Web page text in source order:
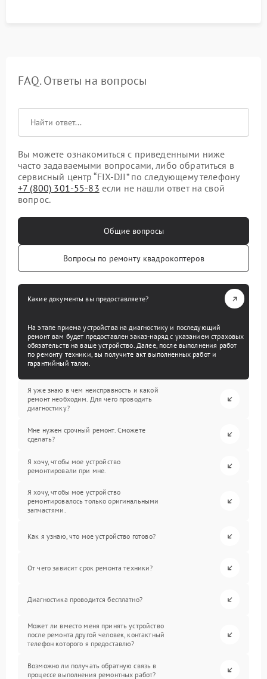
FAQ. Ответы на вопросы
Вы можете ознакомиться с приведенными ниже
часто задаваемыми вопросами, либо обратиться в
сервисный центр “FIX-DJI” по следующему телефону
+7 (800) 301-55-83 если не нашли ответ на свой
вопрос.
Общие вопросы
Вопросы по ремонту квадрокоптеров
Какие документы вы предоставляете?
На этапе приема устройства на диагностику и последующий
ремонт вам будет предоставлен заказ-наряд с указанием страховых
обязательств на ваше устройство. Далее, после выполнения работ
по ремонту техники, вы получите акт выполненных работ и
гарантийный талон.
Я уже знаю в чем неисправность и какой
ремонт необходим. Для чего проводить
диагностику?
Мне нужен срочный ремонт. Сможете
сделать?
Я хочу, чтобы мое устройство
ремонтировали при мне.
Я хочу, чтобы мое устройство
ремонтировалось только оригинальными
запчастями.
Как я узнаю, что мое устройство готово?
От чего зависит срок ремонта техники?
Диагностика проводится бесплатно?
Может ли вместо меня принять устройство
после ремонта другой человек, контактный
телефон которого я предоставлю?
Возможно ли получать обратную связь в
процессе выполнения ремонтных работ?